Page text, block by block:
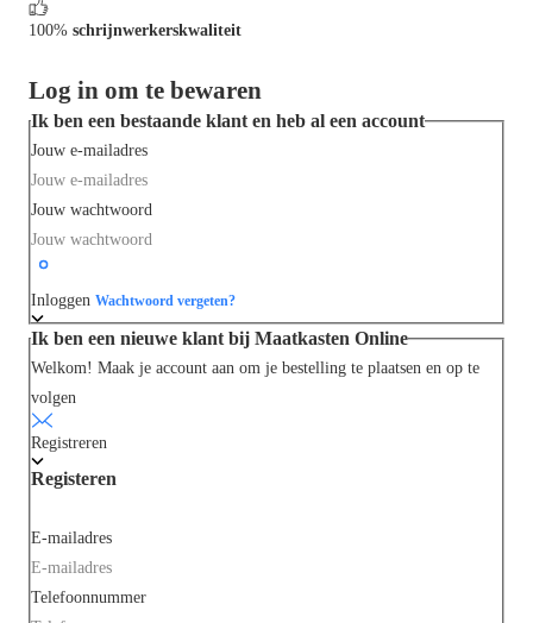
100% schrijnwerkerskwaliteit
Log in om te bewaren
Ik ben een bestaande klant en heb al een account
Jouw e-mailadres
Jouw wachtwoord
Inloggen Wachtwoord vergeten?
Ik ben een nieuwe klant bij Maatkasten Online
Welkom! Maak je account aan om je bestelling te plaatsen en op te
volgen
Registreren
Registeren
E-mailadres
Telefoonnummer